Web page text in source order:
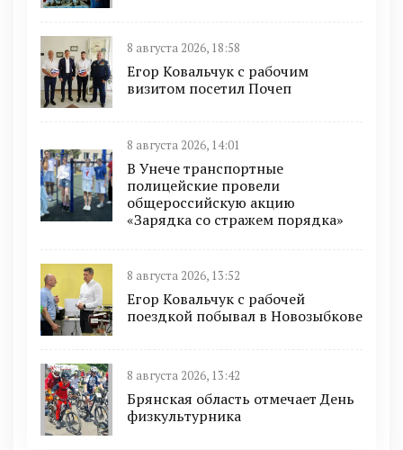
8 августа 2026, 18:58
Егор Ковальчук с рабочим
визитом посетил Почеп
8 августа 2026, 14:01
В Унече транспортные
полицейские провели
общероссийскую акцию
«Зарядка со стражем порядка»
8 августа 2026, 13:52
Егор Ковальчук с рабочей
поездкой побывал в Новозыбкове
8 августа 2026, 13:42
Брянская область отмечает День
физкультурника